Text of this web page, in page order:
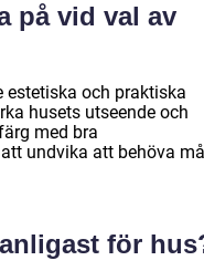
på vid val av
estetiska och praktiska
husets utseende och
med bra
undvika att behöva
för